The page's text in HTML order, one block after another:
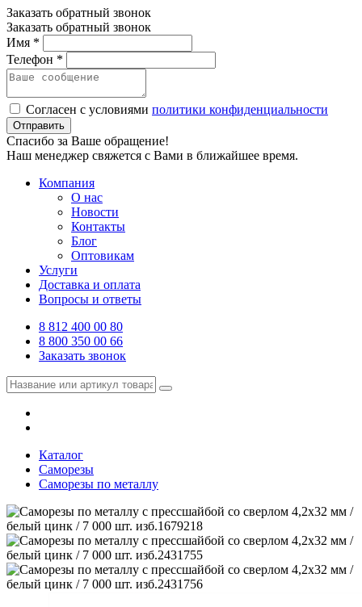
Заказать обратный звонок
Заказать обратный звонок
Имя *
Телефон *
Согласен с условиями политики конфиденциальности
Отправить
Спасибо за Ваше обращение!
Наш менеджер свяжется с Вами в ближайшее время.
Компания
О нас
Новости
Контакты
Блог
Оптовикам
Услуги
Доставка и оплата
Вопросы и ответы
8 812 400 00 80
8 800 350 00 66
Заказать звонок
Каталог
Саморезы
Саморезы по металлу